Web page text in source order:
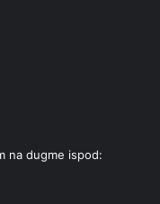
na dugme ispod: